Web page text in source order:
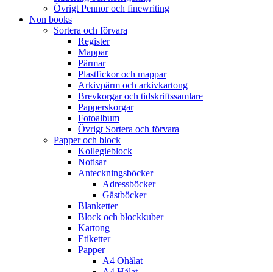
Övrigt Pennor och finewriting
Non books
Sortera och förvara
Register
Mappar
Pärmar
Plastfickor och mappar
Arkivpärm och arkivkartong
Brevkorgar och tidskriftssamlare
Papperskorgar
Fotoalbum
Övrigt Sortera och förvara
Papper och block
Kollegieblock
Notisar
Anteckningsböcker
Adressböcker
Gästböcker
Blanketter
Block och blockkuber
Kartong
Etiketter
Papper
A4 Ohålat